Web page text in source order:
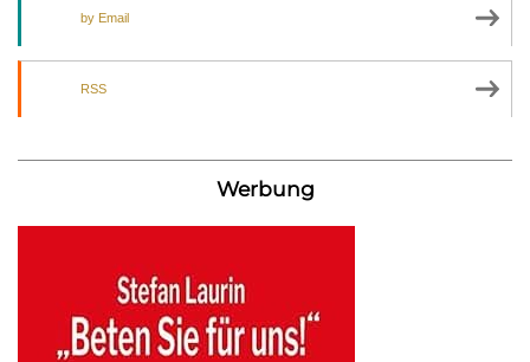
by Email
RSS
Werbung